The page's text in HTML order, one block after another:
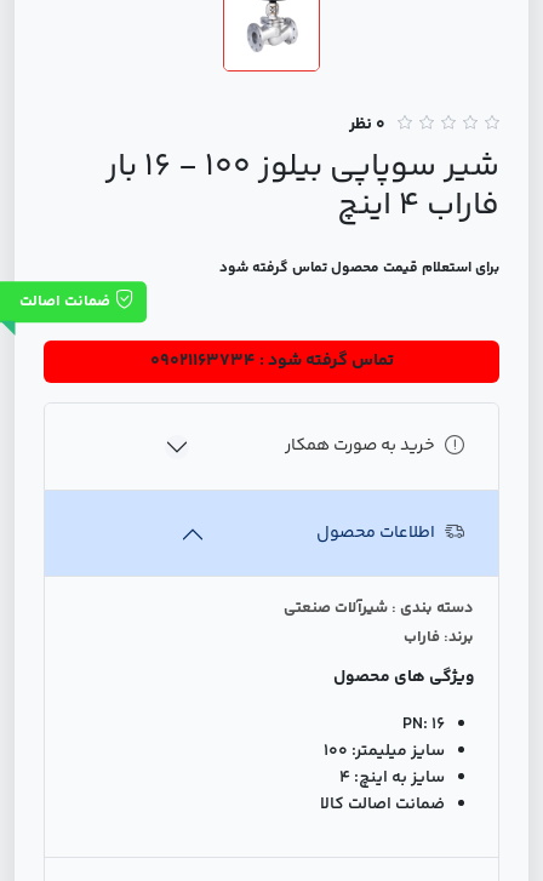
0 نظر
شیر سوپاپی بیلوز 100 - 16 بار
فاراب 4 اینچ
برای استعلام قیمت محصول تماس گرفته شود
ضمانت اصالت
تماس گرفته شود : 09021163734
خرید به صورت همکار
اطلاعات محصول
دسته بندی : شیرآلات صنعتی
برند: فاراب
ویژگی های محصول
PN: 16
سایز میلیمتر: 100
سایز به اینچ:4
ضمانت اصالت کالا